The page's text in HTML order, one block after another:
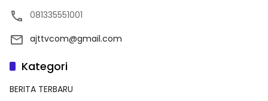
081335551001
ajttvcom@gmail.com
Kategori
BERITA TERBARU